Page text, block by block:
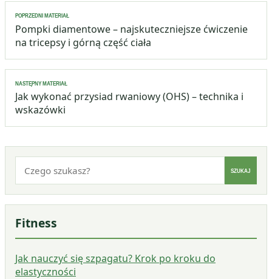
Nawigacja
wpisu
POPRZEDNI MATERIAŁ
Pompki diamentowe – najskuteczniejsze ćwiczenie
na tricepsy i górną część ciała
NASTĘPNY MATERIAŁ
Jak wykonać przysiad rwaniowy (OHS) – technika i
wskazówki
SZUKAJ
Fitness
Jak nauczyć się szpagatu? Krok po kroku do
elastyczności